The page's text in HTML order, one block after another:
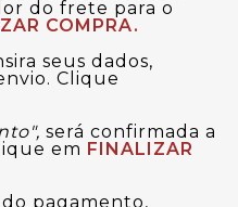
do frete para o
COMPRA.
seus dados,
Clique
será confirmada a
em FINALIZAR
pagamento,